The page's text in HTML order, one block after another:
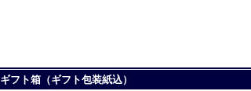
ギフト箱（ギフト包装紙込）